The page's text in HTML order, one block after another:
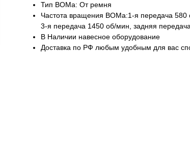
Тип ВОМа: От ремня
Частота вращения ВОМа:1-я передача
3-я передача 1450 об/мин, задняя
В Наличии навесное оборудование
Доставка по РФ любым удобным для вас